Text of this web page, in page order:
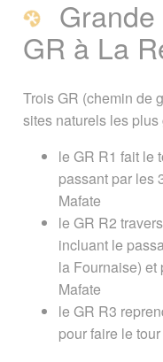
GR à La
Trois GR (chemin de
sites naturels les
le GR R1 fait le
passant par les
Mafate
le GR R2
incluant le
la Fournaise) et
Mafate
le GR R3
pour faire le